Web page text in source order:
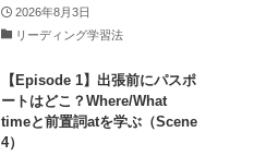
2026年8月3日
リーディング学習法
【Episode 1】出張前にパスポ
ートはどこ？Where/What
timeと前置詞atを学ぶ（Scene
4）